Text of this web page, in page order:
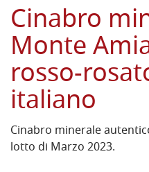
Cinabro
Monte
rosso-
italiano
Cinabro minerale
lotto di Marzo 2023.